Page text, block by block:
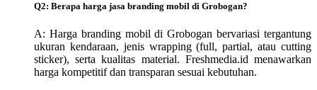
Q2: Berapa harga jasa branding mobil di Grobogan?
A: Harga branding mobil di Grobogan bervariasi tergantung
ukuran kendaraan, jenis wrapping (full, partial, atau cutting
sticker), serta kualitas material. Freshmedia.id menawarkan
harga kompetitif dan transparan sesuai kebutuhan.